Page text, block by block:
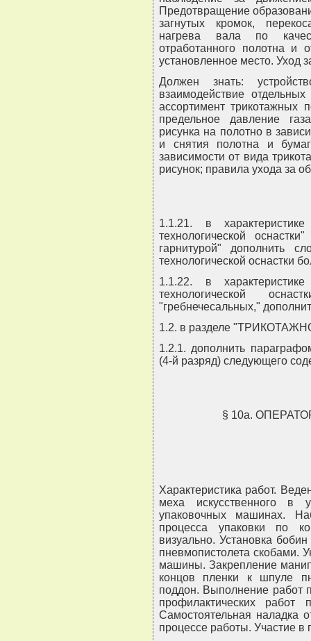
Предотвращение
загнутых кромок,
нагрева вала по
отработанного полотна и
установленное место. Уход
Должен знать:
взаимодействие отдельных
ассортимент трикотажных
предельное давление
рисунка на полотно в
и снятия полотна и
зависимости от вида
рисунок; правила ухода за
1.1.21. в
технологической
гарнитурой" дополнить
технологической оснастки
1.1.22. в
технологической
"гребнечесальных,"
1.2. в разделе
1.2.1. дополнить
(4-й разряд) следующего
§ 10а.
Характеристика работ.
меха искусственного в
упаковочных машинах.
процесса упаковки по
визуально. Установка
пневмопистолета скобами.
машины. Закрепление
концов пленки к шпуле
поддон. Выполнение работ
профилактических
Самостоятельная наладка
процессе работы. Участие в